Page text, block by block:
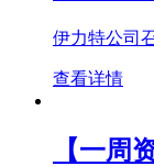
伊力特公司
查看详情
【一周